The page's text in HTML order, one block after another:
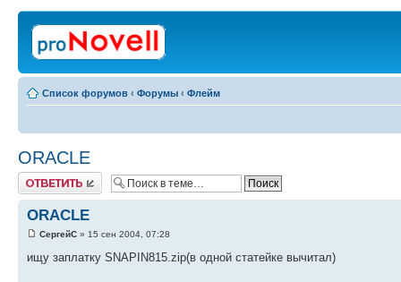
Список форумов ‹ Форумы ‹ Флейм
ORACLE
Ответить
ORACLE
СергейС » 15 сен 2004, 07:28
ищу заплатку SNAPIN815.zip(в одной статейке вычитал)